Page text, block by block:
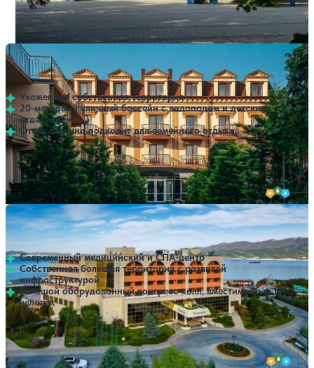
Расстояние до пляжа: 300 метров.
Отель Маринус
4.3156 отзывов
Кабардинка
Ухоженная собственная территория
20-метровый уличный бассейн с водопадом и детским
отделением
Отель отлично подходит для семейного отдыха
Открытый бассейн
SPA
Расстояние до пляжа: 1000 метров.
Нет цен или свободных мест на выбранные даты
Гостиничный комплекс Надежда SPA & Морской Рай
4297 отзывов
Кабардинка
Современный медицинский и СПА-центр
Собственная большая территория с развитой
инфраструктурой
Большой оборудованный конгресс-холл, вместимостью 1000
человек
Профилей лечения:12
Крытый бассейн
Открытый бассейн
SPA Расстояние до пляжа: 50 метров.
Нет цен или свободных мест на выбранные даты
Выбрать другой вариант